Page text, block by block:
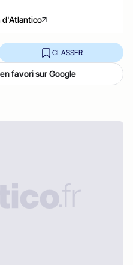
d'Atlantico
CLASSER
favori sur Google